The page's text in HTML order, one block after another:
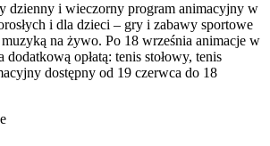
dzienny i wieczorny program animacyjny w
i dla dzieci – gry i zabawy sportowe
na żywo. Po 18 września animacje w
opłatą: tenis stołowy, tenis
dostępny od 19 czerwca do 18